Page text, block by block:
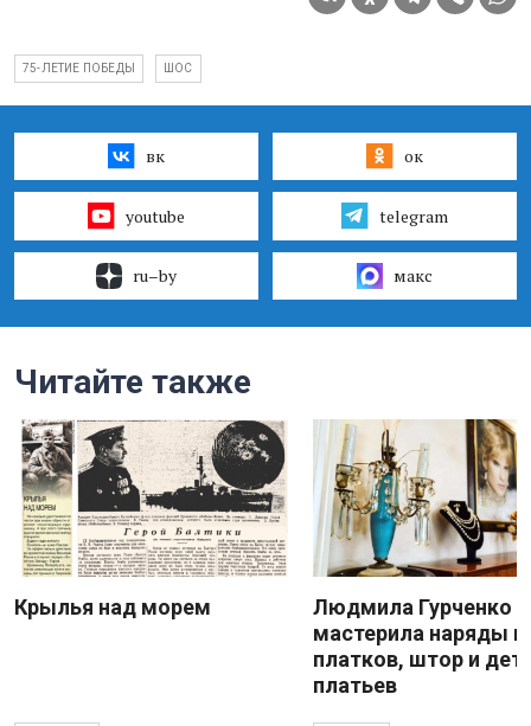
75-ЛЕТИЕ ПОБЕДЫ ШОС
вк ок
youtube telegram
ru–by макс
Читайте также
Крылья над морем
Людмила Гурченко
мастерила наряды
платков, штор и
платьев